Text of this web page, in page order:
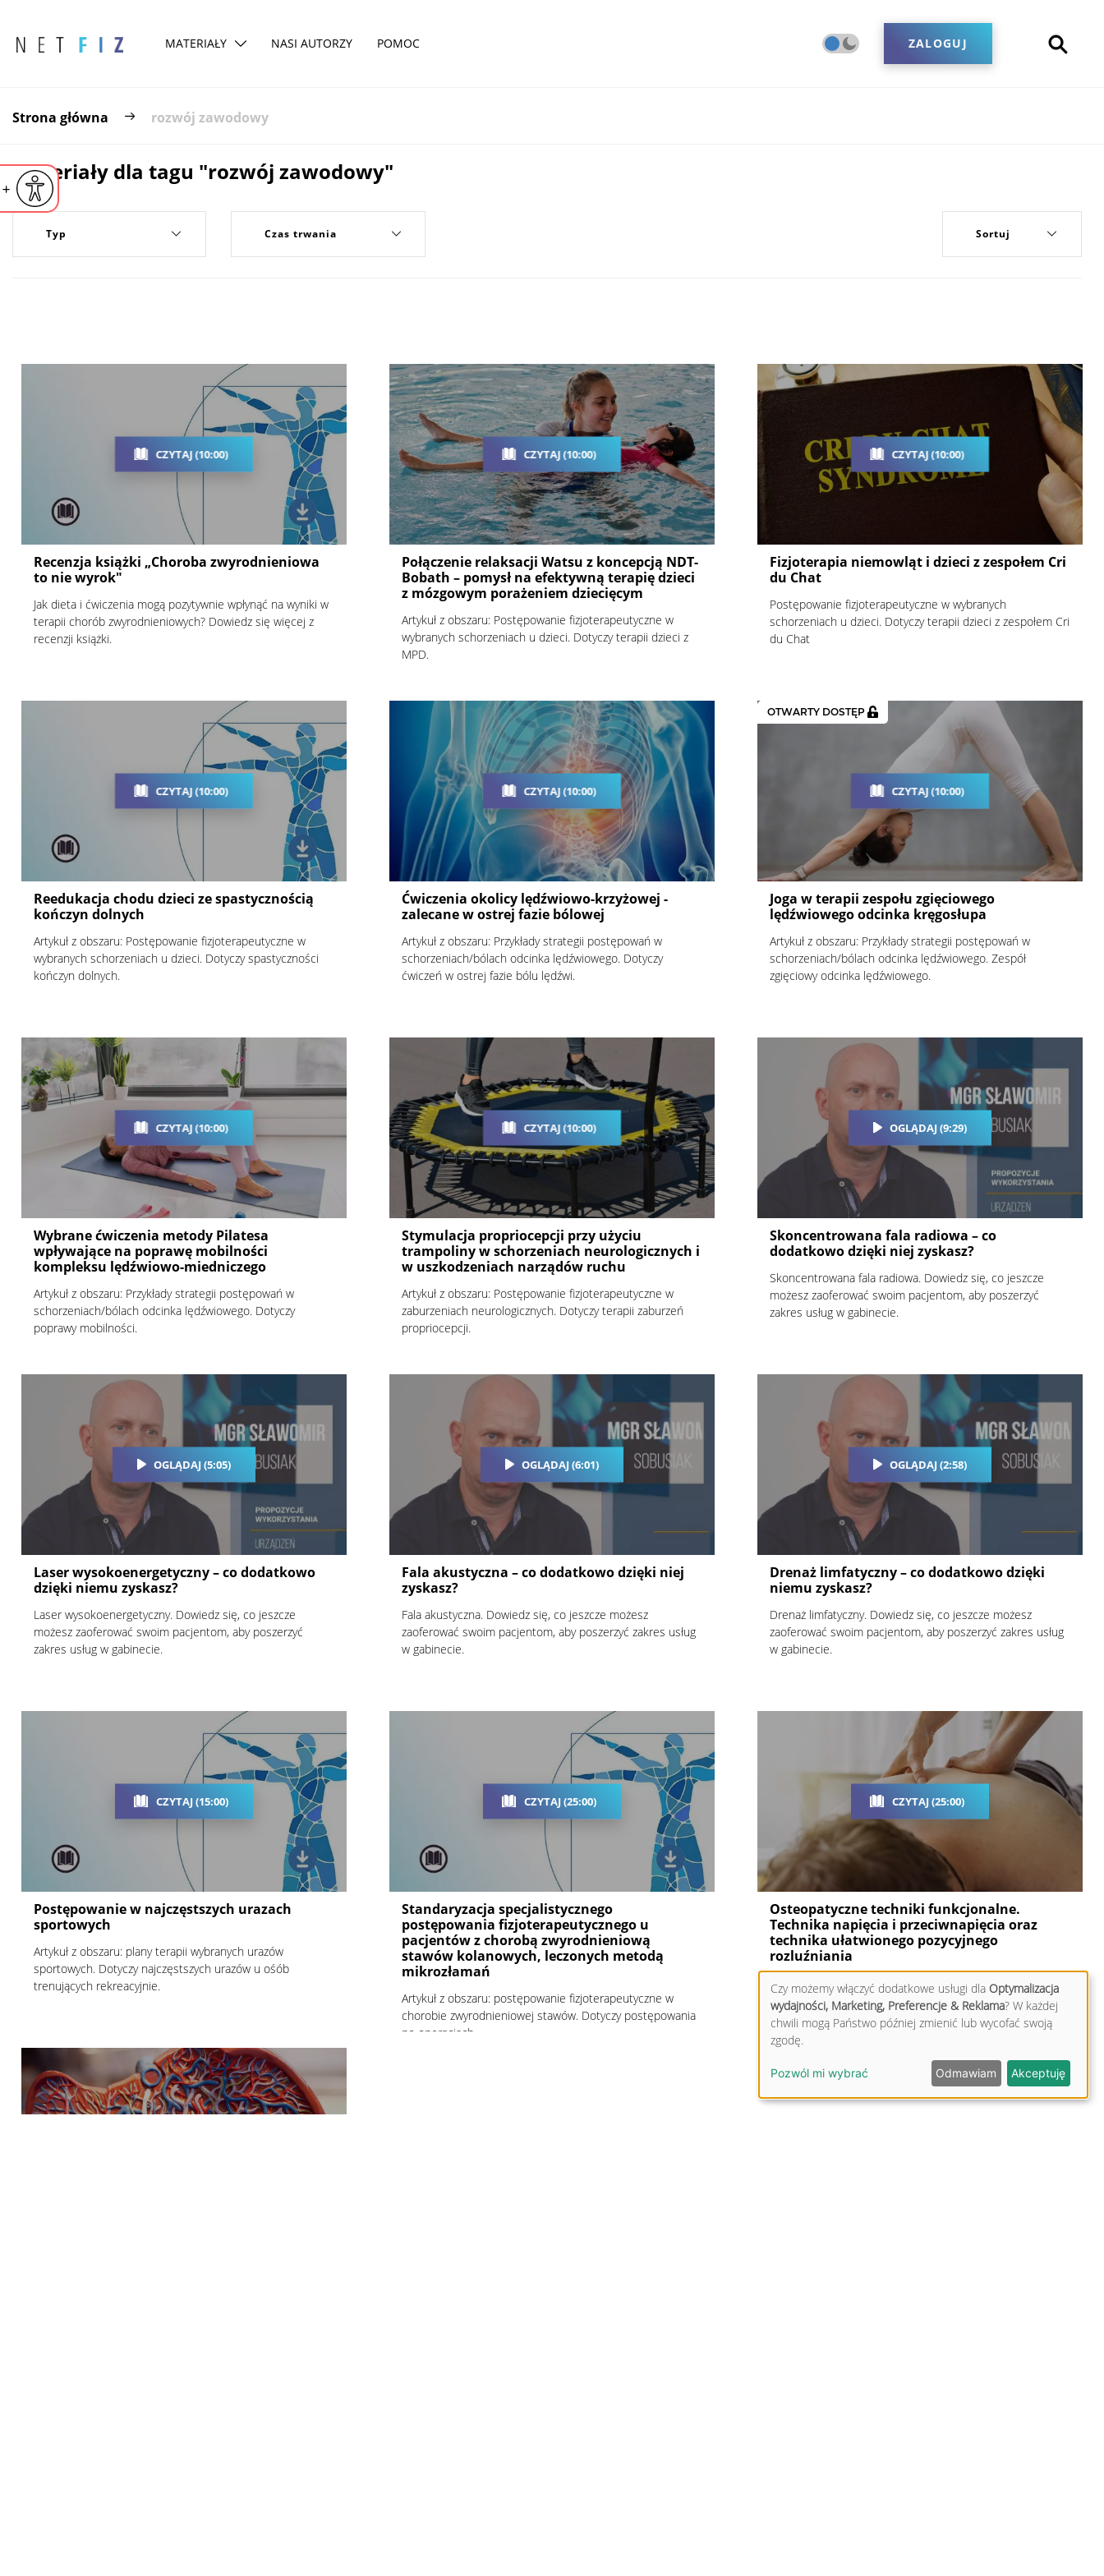
czcionkę
czcionka
Powiększ czcionkę
MATERIAŁY NASI AUTORZY POMOC ZALOGUJ
Strona główna rozwój zawodowy
Materiały dla tagu "rozwój zawodowy"
CZYTAJ (10:00)
Recenzja książki „Choroba zwyrodnieniowa
to nie wyrok"
Jak dieta i ćwiczenia mogą pozytywnie wpłynąć na wyniki w
terapii chorób zwyrodnieniowych? Dowiedz się więcej z
recenzji książki.
CZYTAJ (10:00)
Połączenie relaksacji Watsu z koncepcją NDT-
Bobath – pomysł na efektywną terapię dzieci
z mózgowym porażeniem dziecięcym
Artykuł z obszaru: Postępowanie fizjoterapeutyczne w
wybranych schorzeniach u dzieci. Dotyczy terapii dzieci z
MPD.
CZYTAJ (10:00)
Fizjoterapia niemowląt i dzieci z zespołem Cri
du Chat
Postępowanie fizjoterapeutyczne w wybranych
schorzeniach u dzieci. Dotyczy terapii dzieci z zespołem Cri
du Chat
CZYTAJ (10:00)
Reedukacja chodu dzieci ze spastycznością
kończyn dolnych
Artykuł z obszaru: Postępowanie fizjoterapeutyczne w
wybranych schorzeniach u dzieci. Dotyczy spastyczności
kończyn dolnych.
CZYTAJ (10:00)
Ćwiczenia okolicy lędźwiowo-krzyżowej -
zalecane w ostrej fazie bólowej
Artykuł z obszaru: Przykłady strategii postępowań w
schorzeniach/bólach odcinka lędźwiowego. Dotyczy
ćwiczeń w ostrej fazie bólu lędźwi.
OTWARTY DOSTĘP
CZYTAJ (10:00)
Joga w terapii zespołu zgięciowego
lędźwiowego odcinka kręgosłupa
Artykuł z obszaru: Przykłady strategii postępowań w
schorzeniach/bólach odcinka lędźwiowego. Zespół
zgięciowy odcinka lędźwiowego.
CZYTAJ (10:00)
Wybrane ćwiczenia metody Pilatesa
wpływające na poprawę mobilności
kompleksu lędźwiowo-miedniczego
Artykuł z obszaru: Przykłady strategii postępowań w
schorzeniach/bólach odcinka lędźwiowego. Dotyczy
poprawy mobilności.
CZYTAJ (10:00)
Stymulacja propriocepcji przy użyciu
trampoliny w schorzeniach neurologicznych i
w uszkodzeniach narządów ruchu
Artykuł z obszaru: Postępowanie fizjoterapeutyczne w
zaburzeniach neurologicznych. Dotyczy terapii zaburzeń
propriocepcji.
OGLĄDAJ (9:29)
Skoncentrowana fala radiowa – co
dodatkowo dzięki niej zyskasz?
Skoncentrowana fala radiowa. Dowiedz się, co jeszcze
możesz zaoferować swoim pacjentom, aby poszerzyć
zakres usług w gabinecie.
OGLĄDAJ (5:05)
Laser wysokoenergetyczny – co dodatkowo
dzięki niemu zyskasz?
Laser wysokoenergetyczny. Dowiedz się, co jeszcze
możesz zaoferować swoim pacjentom, aby poszerzyć
zakres usług w gabinecie.
OGLĄDAJ (6:01)
Fala akustyczna – co dodatkowo dzięki niej
zyskasz?
Fala akustyczna. Dowiedz się, co jeszcze możesz
zaoferować swoim pacjentom, aby poszerzyć zakres usług
w gabinecie.
OGLĄDAJ (2:58)
Drenaż limfatyczny – co dodatkowo dzięki
niemu zyskasz?
Drenaż limfatyczny. Dowiedz się, co jeszcze możesz
zaoferować swoim pacjentom, aby poszerzyć zakres usług
w gabinecie.
CZYTAJ (15:00)
Postępowanie w najczęstszych urazach
sportowych
Artykuł z obszaru: plany terapii wybranych urazów
sportowych. Dotyczy najczęstszych urazów u ośób
trenujących rekreacyjnie.
CZYTAJ (25:00)
Standaryzacja specjalistycznego
postępowania fizjoterapeutycznego u
pacjentów z chorobą zwyrodnieniową
stawów kolanowych, leczonych metodą
mikrozłamań
Artykuł z obszaru: postępowanie fizjoterapeutyczne w
chorobie zwyrodnieniowej stawów. Dotyczy postępowania
po operacjach.
CZYTAJ (25:00)
Osteopatyczne techniki funkcjonalne.
Technika napięcia i przeciwnapięcia oraz
technika ułatwionego pozycyjnego
rozluźniania
Artykuł z obszaru: diagnostyka i techniki osteopatyczne w
terapii wybranych schorzeń. Dotyczy technik rozluźniania.
Czy możemy włączyć dodatkowe usługi dla Optymalizacja
wydajności, Marketing, Preferencje & Reklama? W każdej
chwili mogą Państwo później zmienić lub wycofać swoją
zgodę.
Pozwól mi wybrać Odmawiam Akceptuję